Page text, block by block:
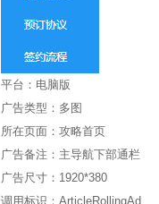
平台：电脑版
广告类型：多图
所在页面：攻略首页
广告备注：主导航下部通栏
广告尺寸：1920*380
调用标识：ArticleRollingAd